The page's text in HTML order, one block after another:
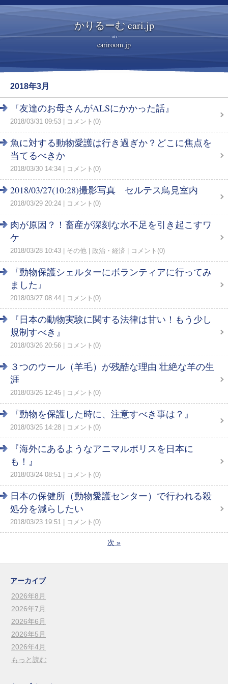
かりるーむ cari.jp
cariroom.jp
2018年3月
『友達のお母さんがALSにかかった話』
2018/03/31 09:53 コメント(0)
魚に対する動物愛護は行き過ぎか？どこに焦点を
当てるべきか
2018/03/30 14:34 コメント(0)
2018/03/27(10:28)撮影写真 セルテス鳥見室内
2018/03/29 20:24 コメント(0)
肉が原因？！畜産が深刻な水不足を引き起こすワ
ケ
2018/03/28 10:43 その他 政治・経済 コメント(0)
『動物保護シェルターにボランティアに行ってみ
ました』
2018/03/27 08:44 コメント(0)
『日本の動物実験に関する法律は甘い！もう少し
規制すべき』
2018/03/26 20:56 コメント(0)
３つのウール（羊毛）が残酷な理由 壮絶な羊の生
涯
2018/03/26 12:45 コメント(0)
『動物を保護した時に、注意すべき事は？』
2018/03/25 14:28 コメント(0)
『海外にあるようなアニマルポリスを日本に
も！』
2018/03/24 08:51 コメント(0)
日本の保健所（動物愛護センター）で行われる殺
処分を減らしたい
2018/03/23 19:51 コメント(0)
次 »
アーカイブ
2026年8月
2026年7月
2026年6月
2026年5月
2026年4月
もっと読む